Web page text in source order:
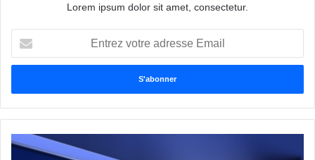
Lorem ipsum dolor sit amet, consectetur.
votre
adresse